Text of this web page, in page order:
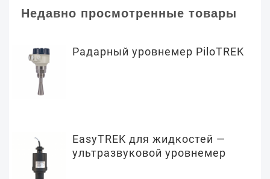
Недавно просмотренные товары
Радарный уровнемер PiloTREK
EasyTREK для жидкостей —
ультразвуковой уровнемер